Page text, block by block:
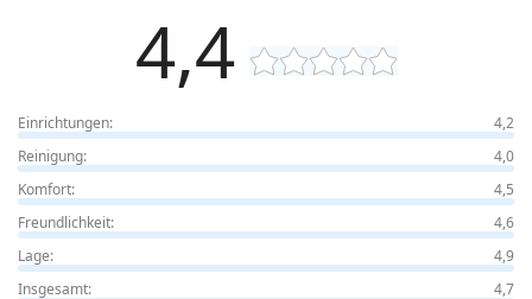
4,4
Einrichtungen:
4,2
Reinigung:
4,0
Komfort:
4,5
Freundlichkeit:
4,6
Lage:
4,9
Insgesamt:
4,7